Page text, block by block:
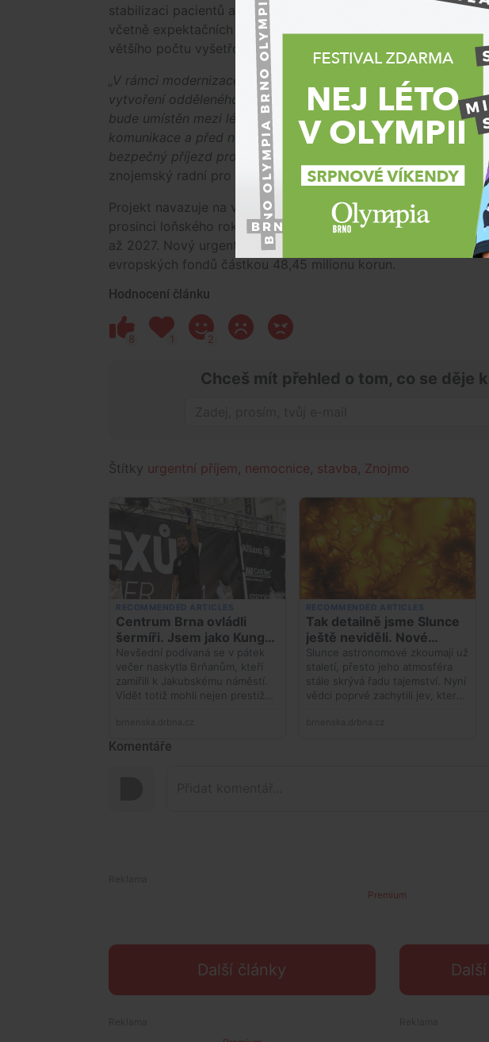
stabilizaci pacientů a zajištění návazné péče. Součástí budou
včetně expektačních lůžek pro pacienty vyššího věku,
většího počtu vyšetřoven.
„V rámci modernizace dojde k významnému rozšíření celkové
vytvoření odděleného ambulantního a lůžkového traktu. Nový
bude umístěn mezi lékárnou a vchodem pro návštěvy. Bude
komunikace a před nemocnicí se plánují úpravy autobusových
bezpečný příjezd pro záchranné složky, ale také komfort pro
znojemský radní pro investice
David Grund(ODS).
Projekt navazuje na vybudování heliportu v areálu
prosinci loňského roku. Realizace nového urgentního příjmu
až 2027. Nový urgentní příjem vyjde na 158 milionů korun a
evropských fondů částkou 48,45 milionu korun.
Hodnocení článku
8 1 2
Chceš mít přehled o tom, co se děje
Štítky urgentní příjem nemocnice stavba Znojmo
Komentáře
Premium
Další články